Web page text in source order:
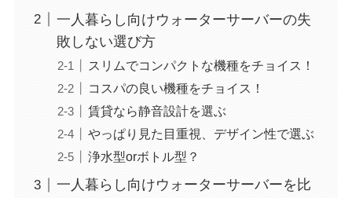
一人暮らし向けウォーターサーバーの失
敗しない選び方
スリムでコンパクトな機種をチョイス！
コスパの良い機種をチョイス！
賃貸なら静音設計を選ぶ
やっぱり見た目重視、デザイン性で選ぶ
浄水型orボトル型？
一人暮らし向けウォーターサーバーを比